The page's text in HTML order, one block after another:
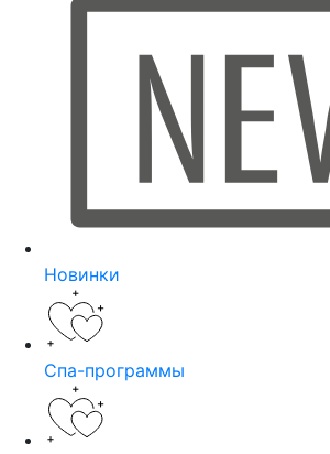
Новинки
Спа-программы